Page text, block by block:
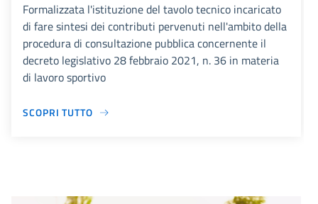
Formalizzata l'istituzione del tavolo tecnico incaricato
di fare sintesi dei contributi pervenuti nell'ambito della
procedura di consultazione pubblica concernente il
decreto legislativo 28 febbraio 2021, n. 36 in materia
di lavoro sportivo
SCOPRI TUTTO